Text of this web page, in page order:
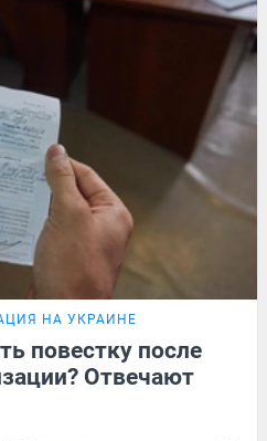
НА УКРАИНЕ
повестку после
Отвечают